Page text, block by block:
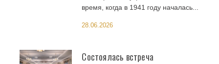
время, когда в 1941 году началась...
28.06.2026
Состоялась встреча